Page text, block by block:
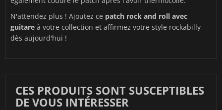
N'attendez plus ! Ajoutez ce patch rock and roll avec
guitare à votre collection et affirmez votre style rockabilly
dès aujourd'hui !
CES PRODUITS SONT SUSCEPTIBLES
DE VOUS INTÉRESSER